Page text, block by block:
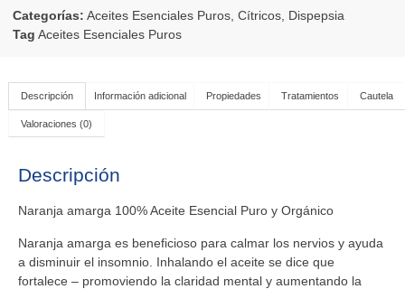
Categorías: Aceites Esenciales Puros Cítricos Dispepsia
Tag Aceites Esenciales Puros
Descripción Información adicional Propiedades Tratamientos Cautela
Valoraciones (0)
Descripción
Naranja amarga 100% Aceite Esencial Puro y Orgánico
Naranja amarga es beneficioso para calmar los nervios y ayuda
a disminuir el insomnio. Inhalando el aceite se dice que
fortalece – promoviendo la claridad mental y aumentando la